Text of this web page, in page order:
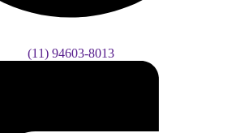
(11) 94603-8013